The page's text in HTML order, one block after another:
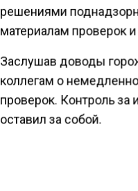
решениями
материалам проверок
Заслушав доводы
коллегам о
проверок. Контроль
оставил за собой.